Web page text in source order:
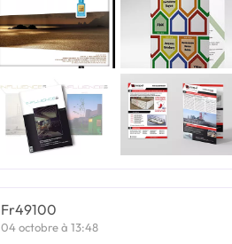
Fr49100
04 octobre à 13:48